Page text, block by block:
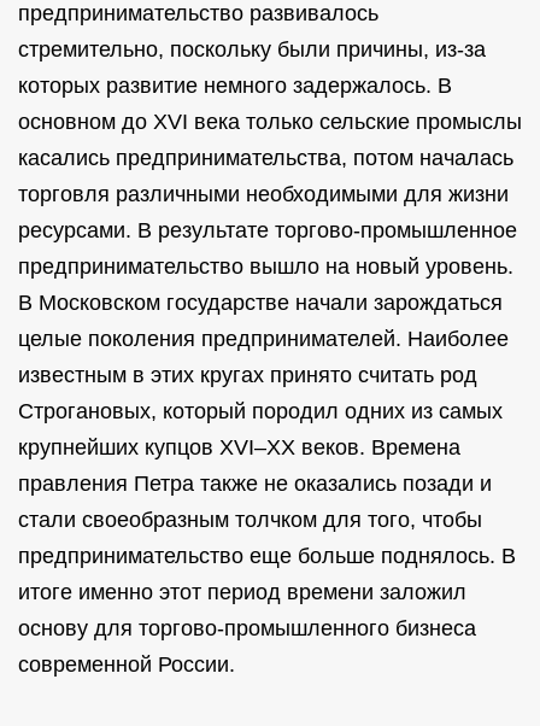
предпринимательство развивалось
стремительно, поскольку были причины, из-за
которых развитие немного задержалось. В
основном до XVI века только сельские промыслы
касались предпринимательства, потом началась
торговля различными необходимыми для жизни
ресурсами. В результате торгово-промышленное
предпринимательство вышло на новый уровень.
В Московском государстве начали зарождаться
целые поколения предпринимателей. Наиболее
известным в этих кругах принято считать род
Строгановых, который породил одних из самых
крупнейших купцов XVI–XX веков. Времена
правления Петра также не оказались позади и
стали своеобразным толчком для того, чтобы
предпринимательство еще больше поднялось. В
итоге именно этот период времени заложил
основу для торгово-промышленного бизнеса
современной России.